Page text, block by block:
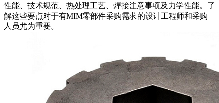
性能、技术规范、热处理工艺、焊接注意事项及力学性能。了
解这些要点对于有MIM零部件采购需求的设计工程师和采购
人员尤为重要。